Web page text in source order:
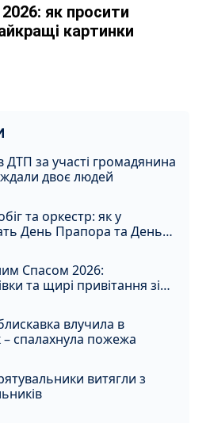
як просити
картинки
за участі громадянина
двоє людей
та оркестр: як у
День Прапора та День
Спасом 2026:
та щирі привітання зі
влучила в
спалахнула пожежа
витягли з